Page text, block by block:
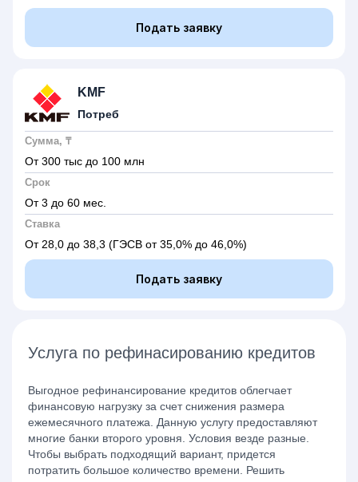
Подать заявку
KMF
Потреб
Сумма, ₸
От 300 тыс до 100 млн
Срок
От 3 до 60 мес.
Ставка
От 28,0 до 38,3 (ГЭСВ от 35,0% до 46,0%)
Подать заявку
Услуга по рефинасированию кредитов
Выгодное рефинансирование кредитов облегчает
финансовую нагрузку за счет снижения размера
ежемесячного платежа. Данную услугу предоставляют
многие банки второго уровня. Условия везде разные.
Чтобы выбрать подходящий вариант, придется
потратить большое количество времени. Решить